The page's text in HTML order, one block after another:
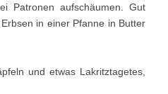
Patronen aufschäumen. Gut
in einer Pfanne in Butter
und etwas Lakritztagetes,